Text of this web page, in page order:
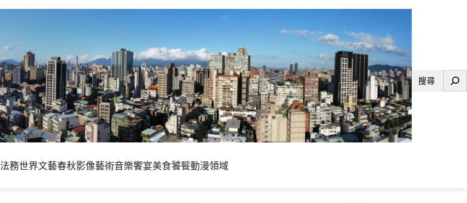
搜
法務世界文藝春秋影像藝術音樂饗宴美食饕餮動漫領域